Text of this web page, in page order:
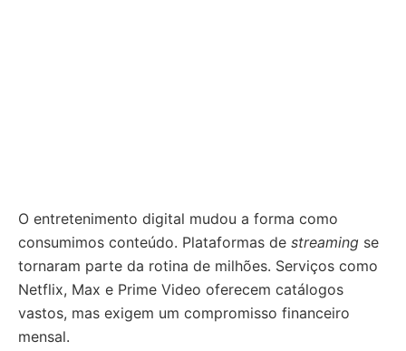
O entretenimento digital mudou a forma como
consumimos conteúdo. Plataformas de streaming se
tornaram parte da rotina de milhões. Serviços como
Netflix, Max e Prime Video oferecem catálogos
vastos, mas exigem um compromisso financeiro
mensal.